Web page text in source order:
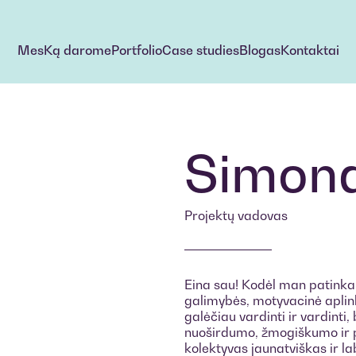
MesKą daromePortfolioCase studiesBlogasKontaktai
Kontaktai
Projektų vadovas
Eina sau! Kodėl man
galimybės, motyvacinė
galėčiau vardinti ir vardinti,
nuoširdumo, žmogiškumo
kolektyvas jaunatviškas ir